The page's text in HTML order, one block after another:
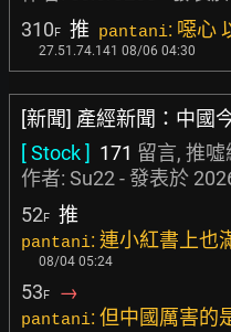
310F 推 pantani: 噁心
27.51.74.141 08/06 04:30
[新聞] 產經新聞：中國
[ Stock ] 171 留言, 推噓
作者: Su22 - 發表於
52F 推
pantani: 連小紅書上也
08/04 05:24
53F →
pantani: 但中國厲害的